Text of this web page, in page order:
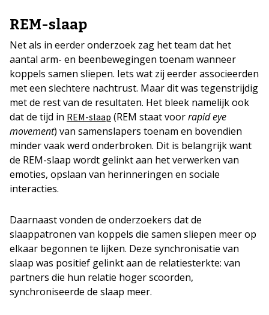
REM-slaap
Net als in eerder onderzoek zag het team dat het
aantal arm- en beenbewegingen toenam wanneer
koppels samen sliepen. Iets wat zij eerder associeerden
met een slechtere nachtrust. Maar dit was tegenstrijdig
met de rest van de resultaten. Het bleek namelijk ook
dat de tijd in REM-slaap (REM staat voorrapid eye
movement) van samenslapers toenam en bovendien
minder vaak werd onderbroken. Dit is belangrijk want
de REM-slaap wordt gelinkt aan het verwerken van
emoties, opslaan van herinneringen en sociale
interacties.
Daarnaast vonden de onderzoekers dat de
slaappatronen van koppels die samen sliepen meer op
elkaar begonnen te lijken. Deze synchronisatie van
slaap was positief gelinkt aan de relatiesterkte: van
partners die hun relatie hoger scoorden,
synchroniseerde de slaap meer.